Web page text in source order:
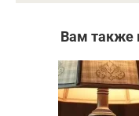
Вам также